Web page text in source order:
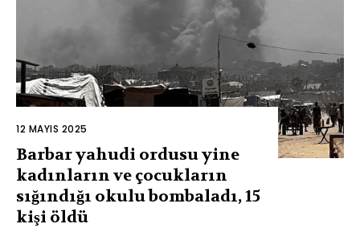
12 MAYIS 2025
Barbar yahudi ordusu yine
kadınların ve çocukların
sığındığı okulu bombaladı, 15
kişi öldü